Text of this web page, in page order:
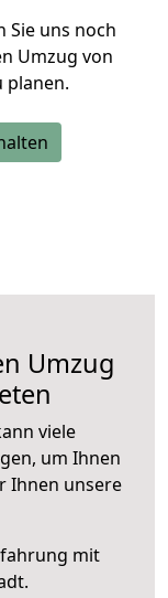
Sie uns noch
Umzug von
planen.
Umzug
viele
um Ihnen
Ihnen unsere
mit
.